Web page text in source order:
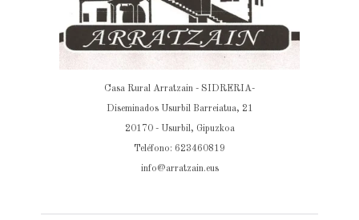
Casa Rural Arratzain - SIDRERIA-
Diseminados Usurbil Barreiatua, 21
20170 - Usurbil, Gipuzkoa
Teléfono: 623460819
info@arratzain.eus